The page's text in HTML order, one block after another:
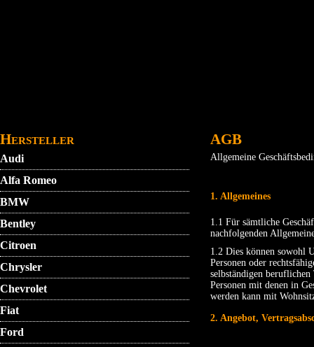
Hersteller
Audi
Alfa Romeo
BMW
Bentley
Citroen
Chrysler
Chevrolet
Fiat
Ford
AGB
Allgemeine
1. Allgemeines
1.1 Für sämtliche
nachfolgenden
1.2 Dies können sowohl
Personen oder
selbständigen
Personen mit denen in
werden kann mit
2. Angebot,